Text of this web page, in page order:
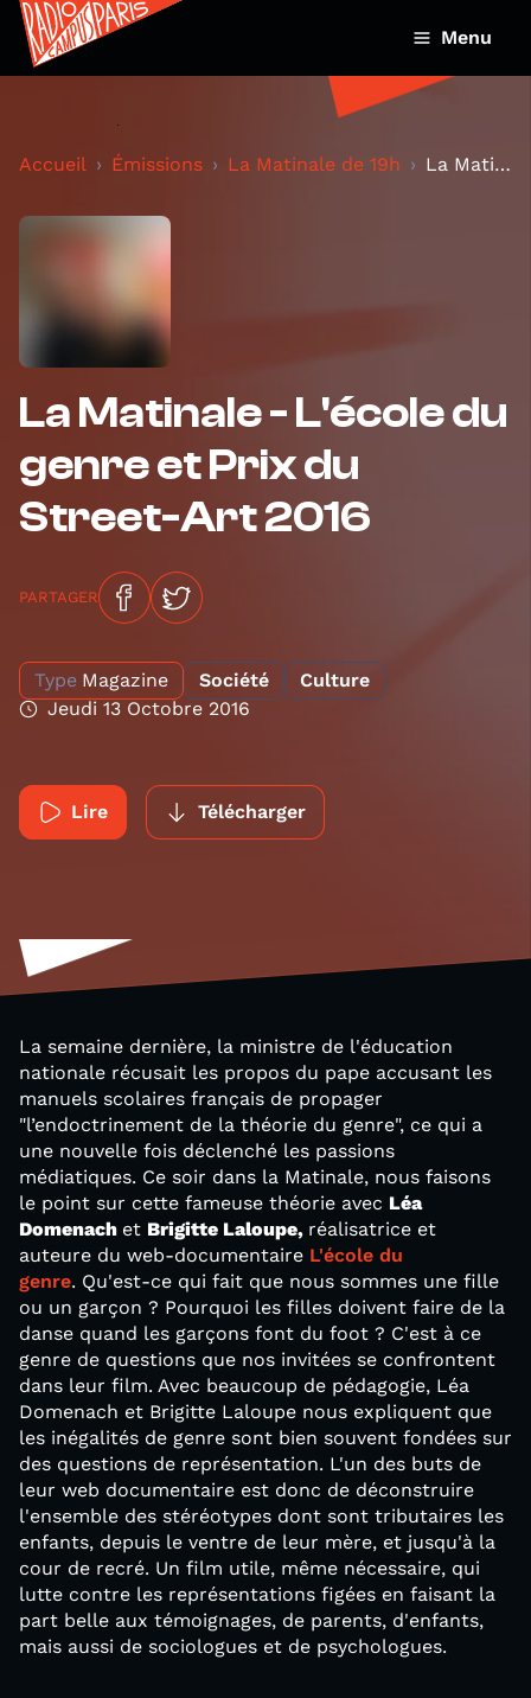
Menu
Accueil Émissions La Matinale de 19h La Matinale - L'école du genre et Prix du Street-A...
La Matinale - L'école du
genre et Prix du
Street-Art 2016
PARTAGER
Type Magazine Société
Culture
Jeudi 13 Octobre 2016
Lire Télécharger
La semaine dernière, la ministre de l'éducation
nationale récusait les propos du pape accusant les
manuels scolaires français de propager
"l’endoctrinement de la théorie du genre", ce qui a
une nouvelle fois déclenché les passions
médiatiques. Ce soir dans la Matinale, nous faisons
le point sur cette fameuse théorie avec Léa
Domenach et Brigitte Laloupe, réalisatrice et
auteure du web-documentaire L'école du
genre. Qu'est-ce qui fait que nous sommes une fille
ou un garçon ? Pourquoi les filles doivent faire de la
danse quand les garçons font du foot ? C'est à ce
genre de questions que nos invitées se confrontent
dans leur film. Avec beaucoup de pédagogie, Léa
Domenach et Brigitte Laloupe nous expliquent que
les inégalités de genre sont bien souvent fondées sur
des questions de représentation. L'un des buts de
leur web documentaire est donc de déconstruire
l'ensemble des stéréotypes dont sont tributaires les
enfants, depuis le ventre de leur mère, et jusqu'à la
cour de recré. Un film utile, même nécessaire, qui
lutte contre les représentations figées en faisant la
part belle aux témoignages, de parents, d'enfants,
mais aussi de sociologues et de psychologues.